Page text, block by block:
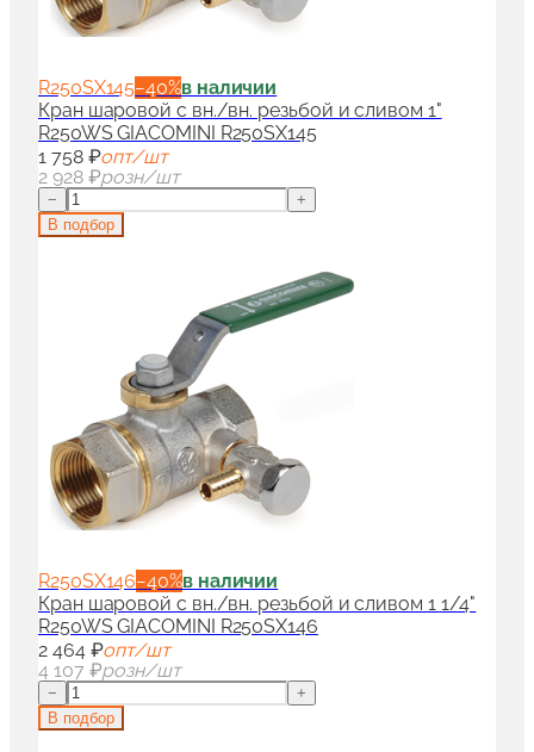
R250SX145−40%в наличии
Кран шаровой с вн./вн. резьбой и сливом 1"
R250WS GIACOMINI R250SX145
1 758 ₽опт/шт
2 928 ₽розн/шт
−
+
В подбор
R250SX146−40%в наличии
Кран шаровой с вн./вн. резьбой и сливом 1 1/4"
R250WS GIACOMINI R250SX146
2 464 ₽опт/шт
4 107 ₽розн/шт
−
+
В подбор